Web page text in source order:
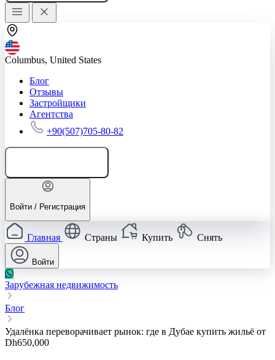
Columbus, United States
Блог
Отзывы
Застройщики
Агентства
+90(507)705-80-82
Войти / Регистрация
Главная Страны Купить Снять
Войти
Зарубежная недвижимость
Блог
Удалёнка переворачивает рынок: где в Дубае купить жильё от
Dh650,000